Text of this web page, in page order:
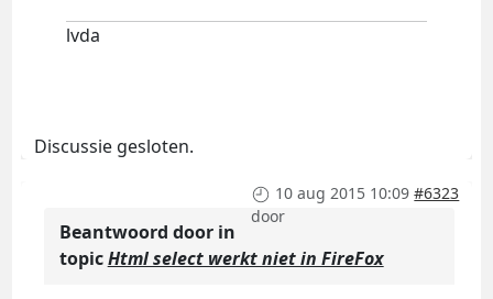
lvda
Discussie gesloten.
10 aug 2015 10:09 #6323
door
Beantwoord door in
topicHtml select werkt niet in FireFox